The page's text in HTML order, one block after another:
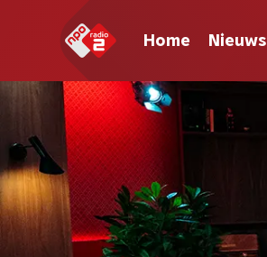
Home Nieuws